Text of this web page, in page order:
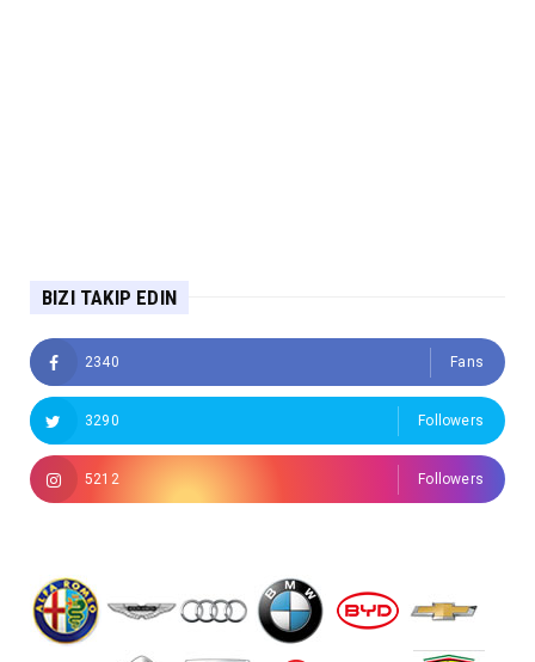
BIZI TAKIP EDIN
2340 Fans
3290 Followers
5212 Followers